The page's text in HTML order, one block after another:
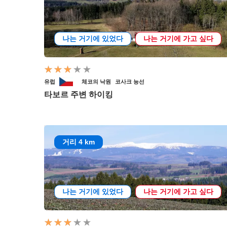
나는 거기에 있었다 나는 거기에 가고 싶다
유럽 체코의 낙원 코사크 능선
타보르 주변 하이킹
거리 4 km
나는 거기에 있었다 나는 거기에 가고 싶다